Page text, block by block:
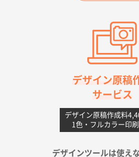
【ポリ】特別ご注文ページ1000枚
2026年06月08日 17:38
対応の速さ、丁寧さ、提案など
不織布フラットバッグ（A4縦サイ
2026年05月25日 15:10
が決め手です
デザイン原稿
サービス
デザイン原稿作成料
1色・フルカラー印
デザインツールは使え